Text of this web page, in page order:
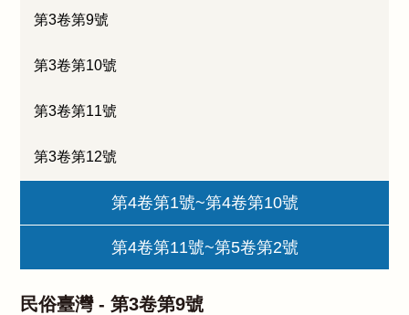
第3卷第9號
第3卷第10號
第3卷第11號
第3卷第12號
第4卷第1號~第4卷第10號
第4卷第11號~第5卷第2號
民俗臺灣 -第3卷第9號